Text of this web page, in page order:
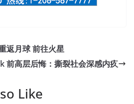
GIAC Information Security
to her. She GIAC GSEC
years, has been fighting alone,
返月球 前往火星
前高层后悔：撕裂社会深感内疚
Like